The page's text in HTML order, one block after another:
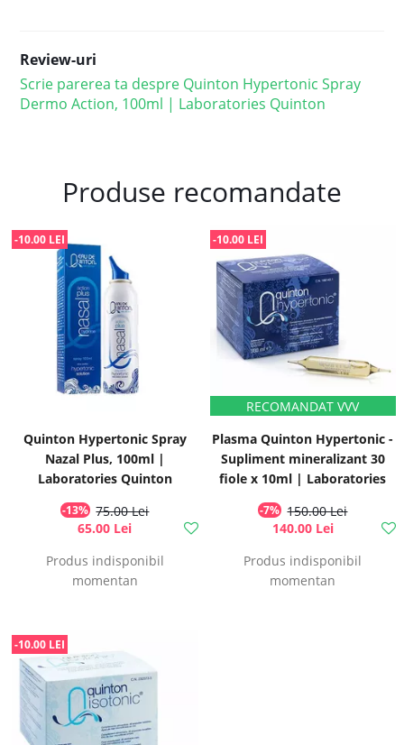
Review-uri
Scrie parerea ta despre Quinton Hypertonic Spray
Dermo Action, 100ml | Laboratories Quinton
Produse recomandate
Quinton Hypertonic Spray
Nazal Plus, 100ml |
Laboratories Quinton
-13% 75.00 Lei
-10.00 LEI
65.00 Lei
Produs indisponibil
momentan
Plasma Quinton Hypertonic -
Supliment mineralizant 30
fiole x 10ml | Laboratories
Quinton
-7% 150.00 Lei
-10.00 LEI
140.00 Lei
Produs indisponibil
momentan
-10.00 LEI